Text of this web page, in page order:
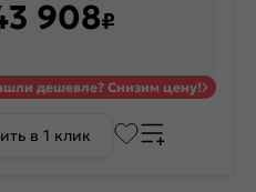
908₽
дешевле? Снизим цену!
в 1 клик